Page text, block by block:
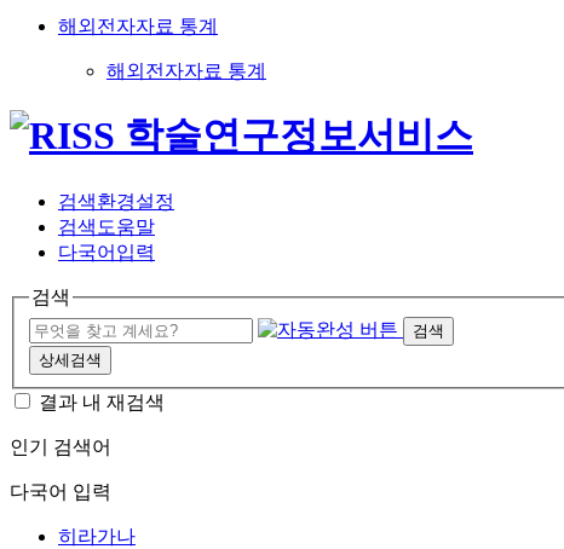
해외전자자료 통계
해외전자자료 통계
검색환경설정
검색도움말
다국어입력
검색
검색
상세검색
결과 내 재검색
인기 검색어
다국어 입력
히라가나